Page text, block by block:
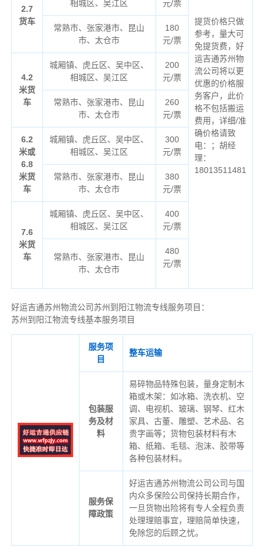
提货价格只做
参考，量大可
免提货费，好
运吉通苏州物
流公司将以更
优惠的价格服
务客户，此价
格不包括搬运
费用，详细/准
确价格请致
电：；胡经
理：
18013511481
2.7
货车
相城区、吴江区 元/票
常熟市、张家港市、昆山
市、太仓市
180
元/票
4.2
米货
车
城厢镇、虎丘区、吴中区、
相城区、吴江区
200
元/票
常熟市、张家港市、昆山
市、太仓市
260
元/票
6.2
米或
6.8
米货
车
城厢镇、虎丘区、吴中区、
相城区、吴江区
300
元/票
常熟市、张家港市、昆山
市、太仓市
380
元/票
7.6
米货
车
城厢镇、虎丘区、吴中区、
相城区、吴江区
400
元/票
常熟市、张家港市、昆山
市、太仓市
480
元/票
好运吉通苏州物流公司苏州到阳江物流专线服务项目：
苏州到阳江物流专线基本服务项目
服务项
目
整车运输
包装服
务及材
料
易碎物品特殊包装，量身定制木
箱或木架：如冰箱、洗衣机、空
调、电视机、玻璃、钢琴、红木
家具、古董、雕塑、艺术品、名
贵字画等；货物包装材料有木
箱、纸箱、毛毯、泡沫、胶带等
各种包装材料。
服务保
障政策
好运吉通苏州物流公司公司与国
内众多保险公司保持长期合作，
一旦货物出险将有专人全程负责
处理理赔事宜，理赔简单快速，
免除您的后顾之忧。